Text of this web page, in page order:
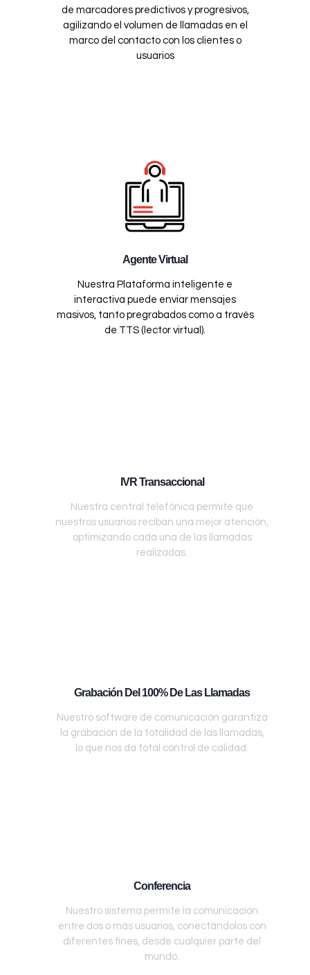
de marcadores predictivos y progresivos,
agilizando el volumen de llamadas en el
marco del contacto con los clientes o
usuarios
Agente Virtual
Nuestra Plataforma inteligente e
interactiva puede enviar mensajes
masivos, tanto pregrabados como a través
de TTS (lector virtual).
IVR Transaccional
Nuestra central telefónica permite que
nuestros usuarios reciban una mejor atención,
optimizando cada una de las llamadas
realizadas.
Grabación Del 100% De Las Llamadas
Nuestro software de comunicación garantiza
la grabación de la totalidad de las llamadas,
lo que nos da total control de calidad.
Conferencia
Nuestro sistema permite la comunicación
entre dos o más usuarios, conectándolos con
diferentes fines, desde cualquier parte del
mundo.